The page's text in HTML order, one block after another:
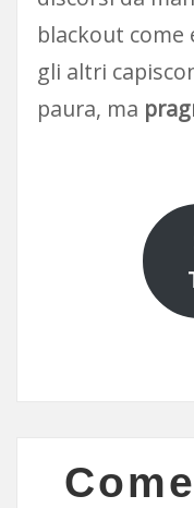
blackout come
gli altri
paura, ma